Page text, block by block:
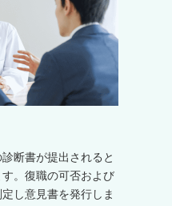
断書が提出されると
。復職の可否および
し意見書を発行しま